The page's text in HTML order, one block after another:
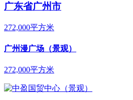
广东省广州市
272,000平方米
广州漫广场（景观）
272,000平方米